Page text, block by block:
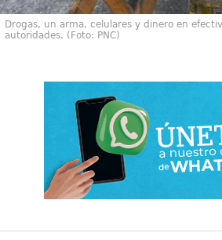
Drogas, un arma, celulares y dinero en
autoridades. (Foto: PNC)